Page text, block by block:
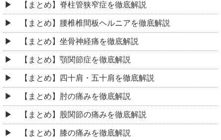
【まとめ】脊柱管狭窄症を徹底解説
【まとめ】腰椎椎間板ヘルニアを徹底解説
【まとめ】坐骨神経痛を徹底解説
【まとめ】顎関節症を徹底解説
【まとめ】四十肩・五十肩を徹底解説
【まとめ】肘の痛みを徹底解説
【まとめ】股関節の痛みを徹底解説
【まとめ】膝の痛みを徹底解説